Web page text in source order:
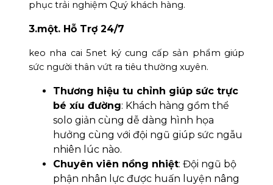
phục trải nghiệm Quý khách hàng.
3.một. Hỗ Trợ 24/7
keo nha cai 5net ký cung cấp sản phẩm giúp
sức người thân vứt ra tiêu thường xuyên.
Thương hiệu tu chỉnh giúp sức trực
bé xíu đường: Khách hàng gồm thể
solo giản cùng dễ dàng hình họa
hưởng cùng với đội ngũ giúp sức ngẫu
nhiên lúc nào.
Chuyên viên nồng nhiệt: Đội ngũ bộ
phận nhân lực được huấn luyện nâng